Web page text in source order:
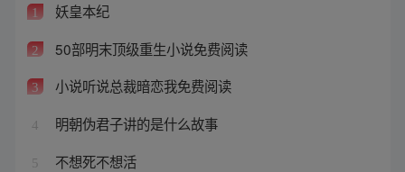
1 妖皇本纪
2 50部明末顶级重生小说免费阅读
3 小说听说总裁暗恋我免费阅读
4 明朝伪君子讲的是什么故事
5 不想死不想活